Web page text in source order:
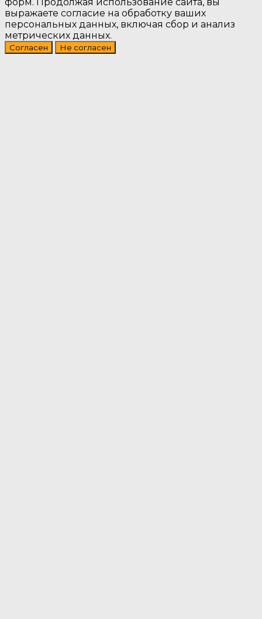
выражаете согласие на обработку ваших
персональных данных, включая сбор и анализ
метрических данных.
Согласен Не согласен